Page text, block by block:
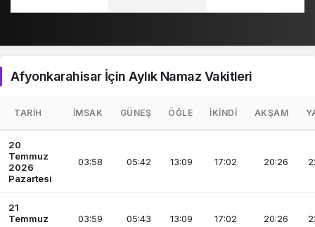
Afyonkarahisar İçin Aylık Namaz Vakitleri
TARIH İMSAK GÜNEŞ ÖĞLE İKINDI AKŞAM
20
Temmuz
2026
Pazartesi
03:58 05:42 13:09 17:02 20:26
21
Temmuz
03:59 05:43 13:09 17:02 20:26